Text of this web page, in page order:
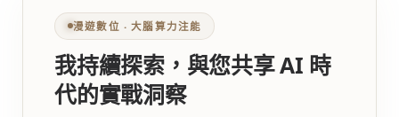
漫遊數位 ‧ 大腦算力注能
我持續探索，與您共享 AI 時
代的實戰洞察